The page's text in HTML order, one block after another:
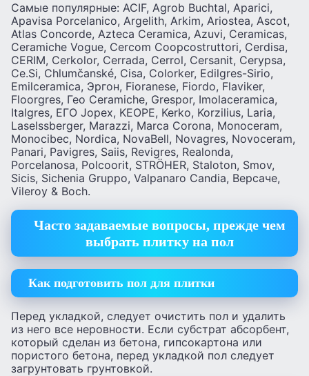
Самые популярные: ACIF, Agrob Buchtal, Aparici,
Apavisa Porcelanico, Argelith, Arkim, Ariostea, Ascot,
Atlas Concorde, Azteca Ceramica, Azuvi, Ceramicas,
Ceramiche Vogue, Cercom Coopcostruttori, Cerdisa,
CERIM, Cerkolor, Cerrada, Cerrol, Cersanit, Cerypsa,
Ce.Si, Chlumčanské, Cisa, Colorker, Edilgres-Sirio,
Emilceramica, Эргон, Fioranese, Fiordo, Flaviker,
Floorgres, Гео Ceramiche, Grespor, Imolaceramica,
Italgres, ЕГО Jopex, KEOPE, Kerko, Korzilius, Laria,
Laselssberger, Marazzi, Marca Corona, Monoceram,
Monocibec, Nordica, NovaBell, Novagres, Novoceram,
Panari, Pavigres, Saiis, Revigres, Realonda,
Porcelanosa, Polcoorit, STRÖHER, Staloton, Smov,
Sicis, Sichenia Gruppo, Valpanaro Candia, Версаче,
Vileroy & Boch.
Часто задаваемые вопросы, прежде чем
выбрать плитку на пол
Как подготовить пол для плитки
Перед укладкой, следует очистить пол и удалить
из него все неровности. Если субстрат абсорбент,
который сделан из бетона, гипсокартона или
пористого бетона, перед укладкой пол следует
загрунтовать грунтовкой.